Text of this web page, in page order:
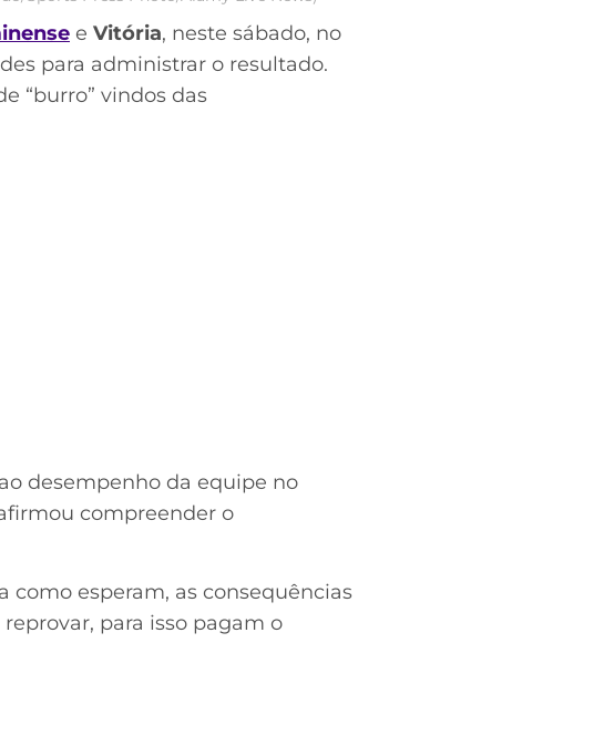
e Vitória, neste sábado, no
para administrar o resultado.
“burro” vindos das
desempenho da equipe no
compreender o
esperam, as consequências
para isso pagam o